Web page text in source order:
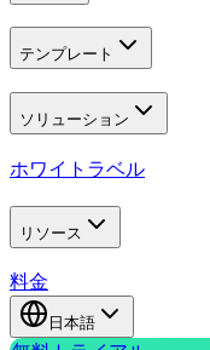
テンプレート
ソリューション
ホワイトラベル
リソース
料金
日本語